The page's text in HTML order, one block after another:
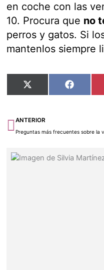
en coche con las
10. Procura que no
perros y gatos. Si
mantenlos siempre
Compartir
en
X
(Twitter) en
Ant
ANTERIOR